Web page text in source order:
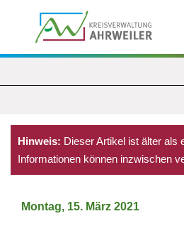
Hinweis: Dieser Artikel ist älter als
Informationen können inzwischen
Montag, 15. März 2021